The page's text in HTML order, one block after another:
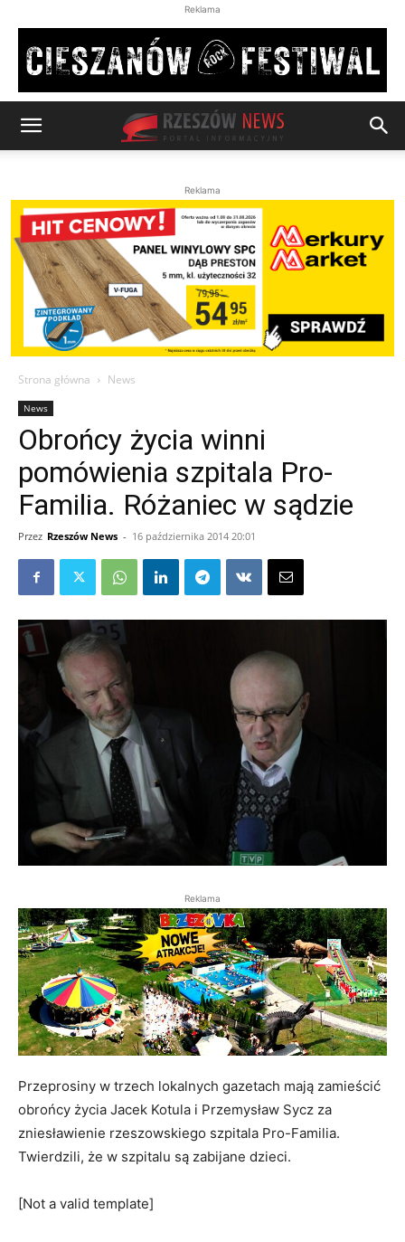
Reklama
Reklama
Strona główna News
News
Obrońcy życia winni
pomówienia szpitala Pro-
Familia. Różaniec w sądzie
Przez Rzeszów News - 16 października 2014 20:01
Reklama
Przeprosiny w trzech lokalnych gazetach mają zamieścić
obrońcy życia Jacek Kotula i Przemysław Sycz za
zniesławienie rzeszowskiego szpitala Pro-Familia.
Twierdzili, że w szpitalu są zabijane dzieci.
[Not a valid template]